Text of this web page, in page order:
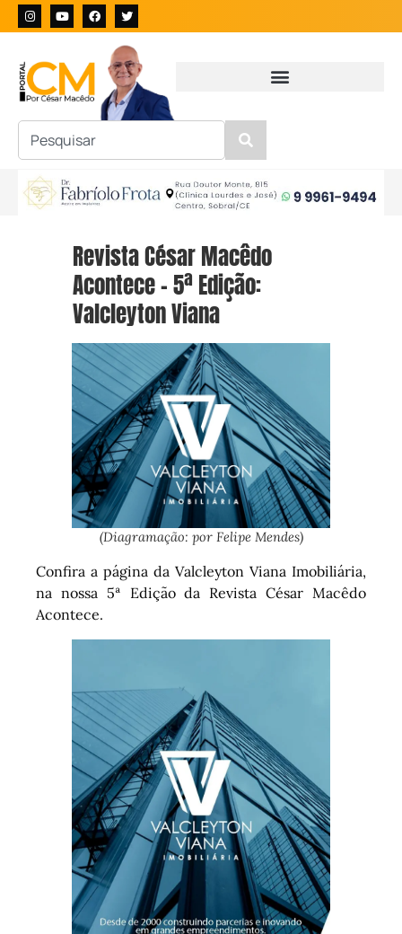
Revista César Macêdo
Acontece – 5ª Edição:
Valcleyton Viana
(Diagramação: por Felipe Mendes)
Confira a página da Valcleyton Viana Imobiliária,
na nossa 5ª Edição da Revista César Macêdo
Acontece.